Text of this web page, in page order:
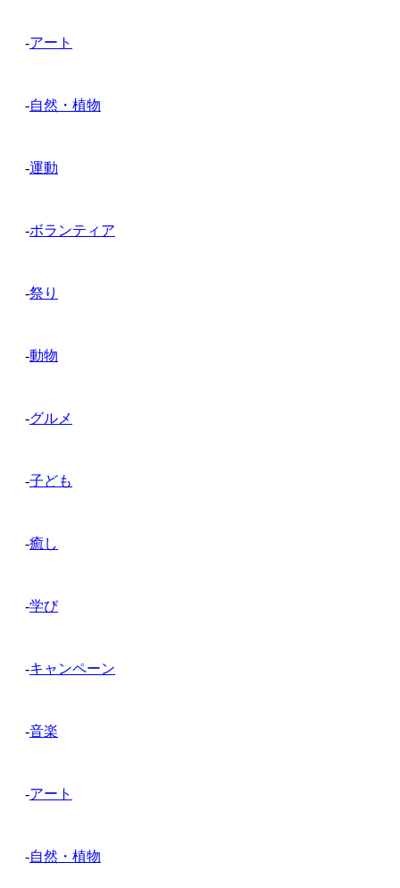
-アート
-自然・植物
-運動
-ボランティア
-祭り
-動物
-グルメ
-子ども
-癒し
-学び
-キャンペーン
-音楽
-アート
-自然・植物